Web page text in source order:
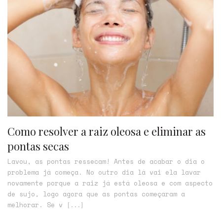
Como resolver a raiz oleosa e eliminar as
pontas secas
Lavou, as pontas ressecam! Antes de acabar o dia o
problema já começa. No outro dia lá vai ela lavar
novamente porque a raiz já está oleosa e com aspecto
de sujo, logo agora que as pontas começaram a
melhorar. Se v
[...]